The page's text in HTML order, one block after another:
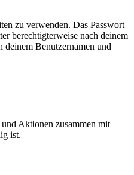
zu verwenden. Das Passwort
berechtigterweise nach deinem
deinem Benutzernamen und
Aktionen zusammen mit
ist.